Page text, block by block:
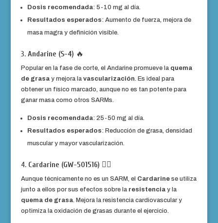
Dosis recomendada: 5-10 mg al día.
Resultados esperados: Aumento de fuerza, mejora de
masa magra y definición visible.
3. Andarine (S-4) 🔥
Popular en la fase de corte, el Andarine promueve la quema
de grasay mejora la vascularización. Es ideal para
obtener un físico marcado, aunque no es tan potente para
ganar masa como otros SARMs.
Dosis recomendada: 25-50 mg al día.
Resultados esperados: Reducción de grasa, densidad
muscular y mayor vascularización.
4. Cardarine (GW-501516) 🏃‍♂️
Aunque técnicamente no es un SARM, el Cardarinese utiliza
junto a ellos por sus efectos sobre la resistenciay la
quema de grasa. Mejora la resistencia cardiovascular y
optimiza la oxidación de grasas durante el ejercicio.